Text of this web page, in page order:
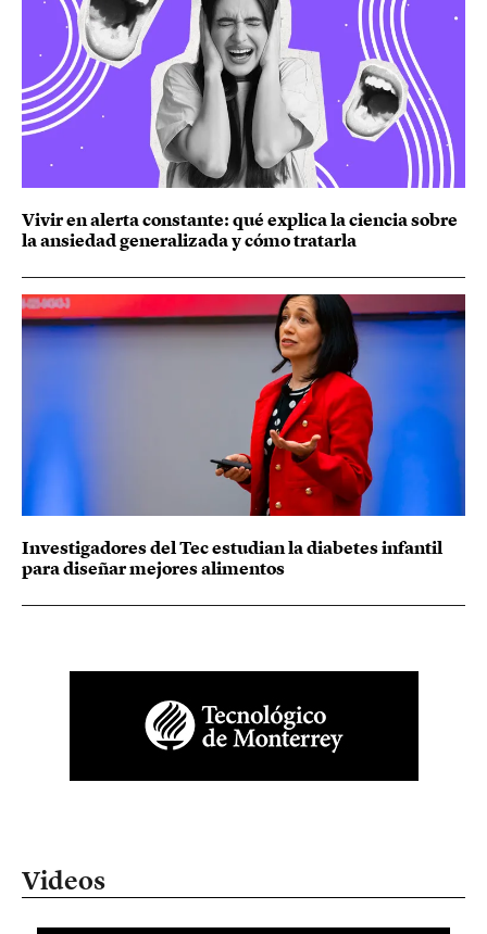
Vivir en alerta constante: qué explica la ciencia sobre
la ansiedad generalizada y cómo tratarla
Investigadores del Tec estudian la diabetes infantil
para diseñar mejores alimentos
Videos